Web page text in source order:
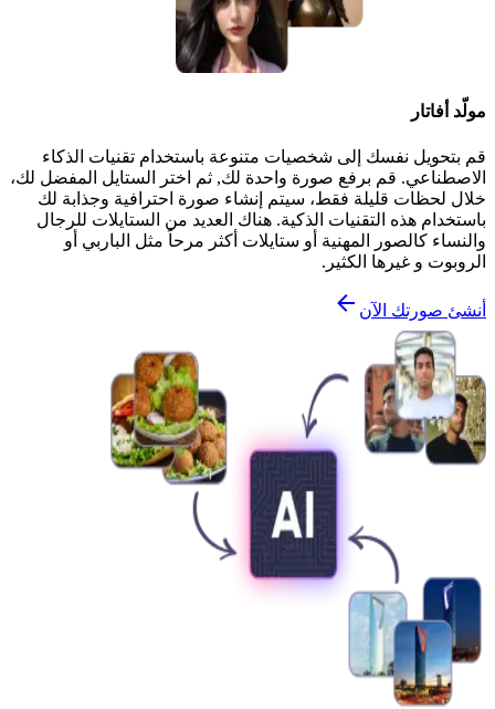
مولّد أفاتار
قم بتحويل نفسك إلى شخصيات متنوعة باستخدام تقنيات الذكاء
الاصطناعي. قم برفع صورة واحدة لك, ثم اختر الستايل المفضل لك،
خلال لحظات قليلة فقط، سيتم إنشاء صورة احترافية وجذابة لك
باستخدام هذه التقنيات الذكية. هناك العديد من الستايلات للرجال
والنساء كالصور المهنية أو ستايلات أكثر مرحاً مثل الباربي أو
الروبوت و غيرها الكثير.
أنشئ صورتك الآن